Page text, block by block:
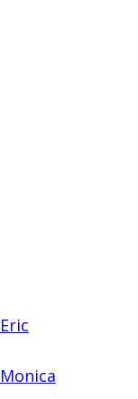
Eric
Monica